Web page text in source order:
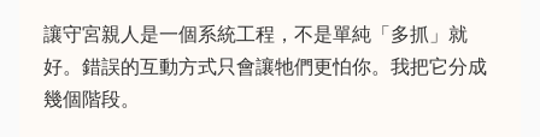
讓守宮親人是一個系統工程，不是單純「多抓」就
好。錯誤的互動方式只會讓牠們更怕你。我把它分成
幾個階段。